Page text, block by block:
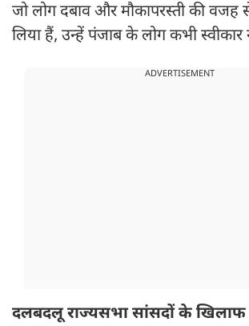
जो लोग दबाव और मौकापरस्ती की वजह
लिया हैं, उन्हें पंजाब के लोग कभी स्वीकार
ADVERTISEMENT
दलबदलू राज्यसभा सांसदों के खिलाफ